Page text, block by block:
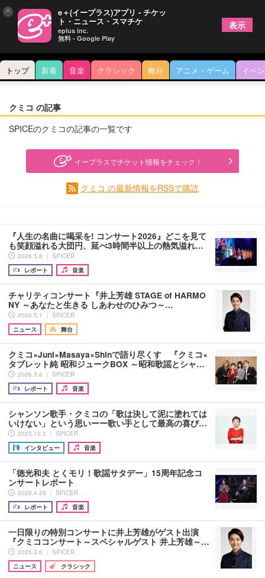
トップ 新着 音楽 クラシック 舞台 アニメ・ゲーム イベ
クミコ の記事
SPICEのクミコの記事の一覧です
イープラスでチケット情報をチェック！
クミコ の最新情報をRSSで購読
『人生の名曲に喝采を! コンサート2026』どこを見て
も笑顔溢れる大団円、延べ3時間半以上の熱気溢れ…
2026.5.8 ｜ SPICER
レポート
音楽
チャリティコンサート『井上芳雄 STAGE of HARMO
NY ～あなたと生きる しあわせのひみつ～…
2026.5.1 ｜ SPICER
ニュース
舞台
クミコ×Juni×Masaya×Shinで語り尽くす 『クミコ×
タブレット純 昭和ジュークBOX ～昭和歌謡とシャ…
2026.3.6 ｜ SPICER
レポート
音楽
シャンソン歌手・クミコの「歌は決して泥に塗れては
いけない」という思いーー歌い手として最高の喜び…
2025.10.2 ｜ SPICER
インタビュー
音楽
「徳光和夫 とくモリ！歌謡サタデー」15周年記念コ
ンサートレポート
2025.4.25 ｜ SPICER
レポート
音楽
一日限りの特別コンサートに井上芳雄がゲスト出演
『クミココンサート～スペシャルゲスト 井上芳雄～…
2025.3.6 ｜ SPICER
ニュース
クラシック
× e＋(イープラス)アプリ - チケッ
ト・ニュース・スマチケ
eplus inc.
無料 - Google Play
表示